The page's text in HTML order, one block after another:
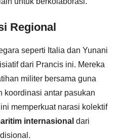
Regional
seperti Italia dan Yunani
dari Prancis ini. Mereka
militer bersama guna
koordinasi antar pasukan
memperkuat narasi kolektif
internasional dari